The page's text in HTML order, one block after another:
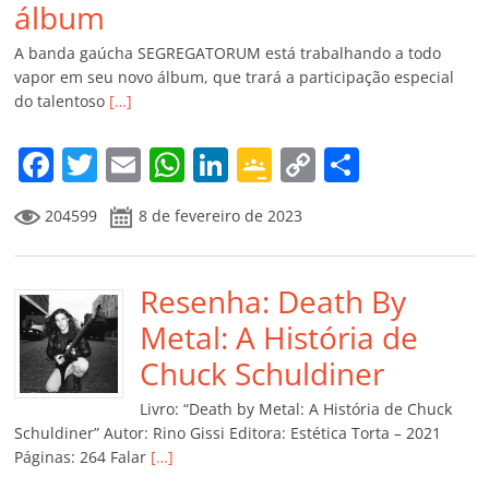
álbum
A banda gaúcha SEGREGATORUM está trabalhando a todo
vapor em seu novo álbum, que trará a participação especial
do talentoso […]
F
a
c
e
b
o
o
k
T
w
itt
er
E
m
ai
l
W
at
s
A
p
p
Li
k
e
dI
n
G
o
o
gl
e
Cl
a
ss
ro
C
y
Li
n
k
p
ar
til
h
ar
204599 8 de fevereiro de 2023
Resenha: Death By
Metal: A História de
Chuck Schuldiner
Livro: “Death by Metal: A História de Chuck
Schuldiner” Autor: Rino Gissi Editora: Estética Torta – 2021
Páginas: 264 Falar […]